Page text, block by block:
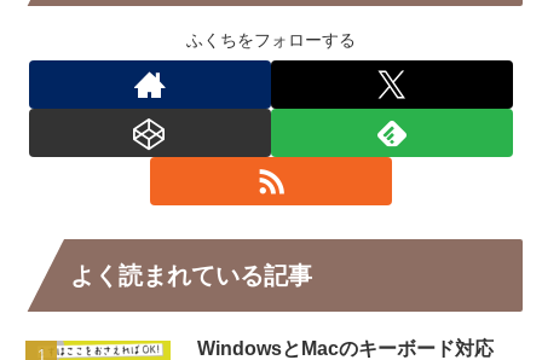
ふくちをフォローする
よく読まれている記事
WindowsとMacのキーボード対応